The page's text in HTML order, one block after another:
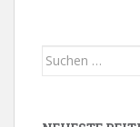
Suchen